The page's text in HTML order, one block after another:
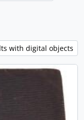
with digital objects